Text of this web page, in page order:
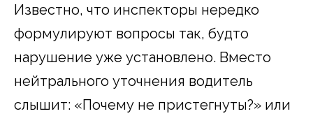
Известно, что инспекторы нередко
формулируют вопросы так, будто
нарушение уже установлено. Вместо
нейтрального уточнения водитель
слышит: «Почему не пристегнуты?» или